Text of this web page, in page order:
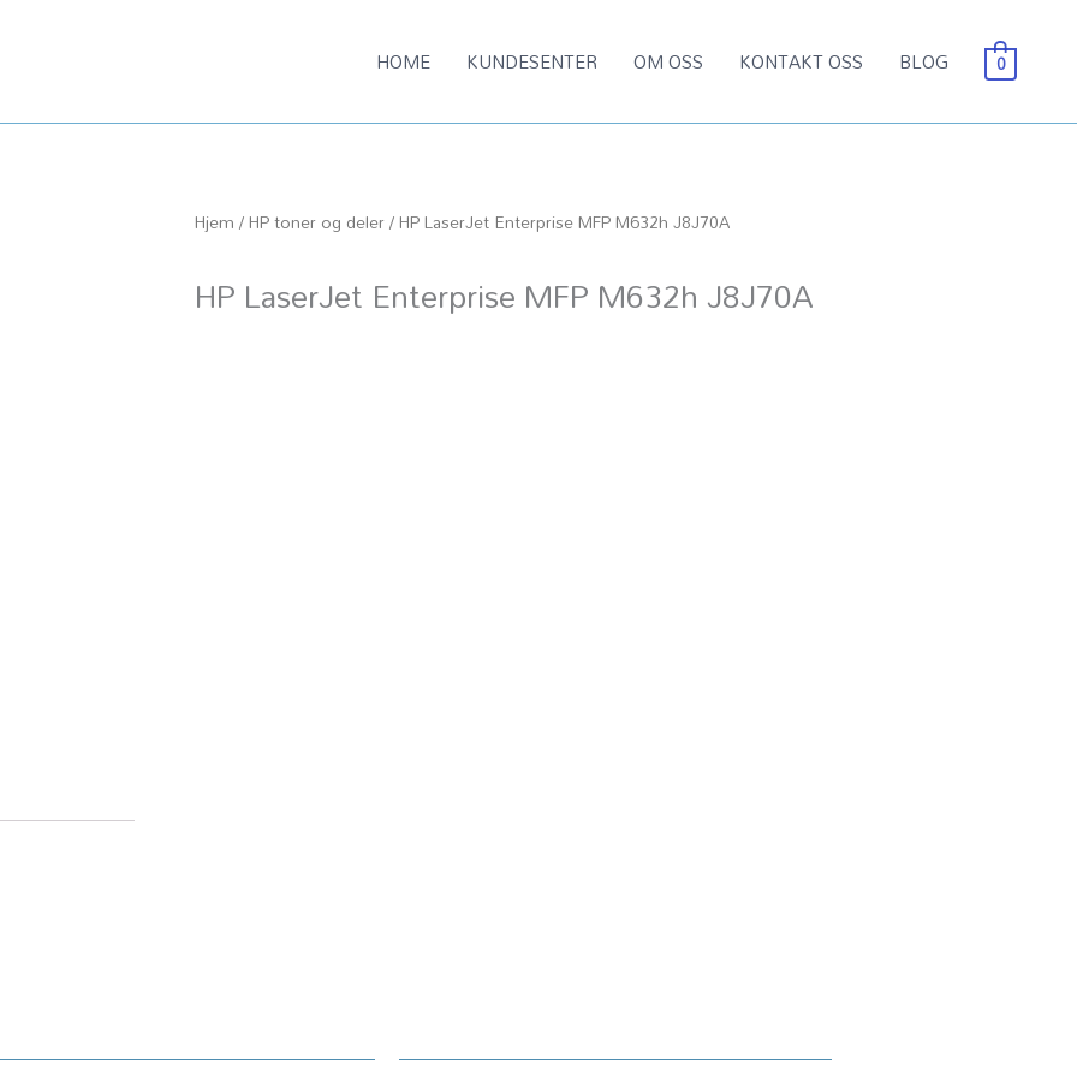
HOME KUNDESENTER OM OSS KONTAKT OSS BLOG 0
Hjem/HP toner og deler/ HP LaserJet Enterprise MFP M632h J8J70A
HP LaserJet Enterprise MFP M632h J8J70A